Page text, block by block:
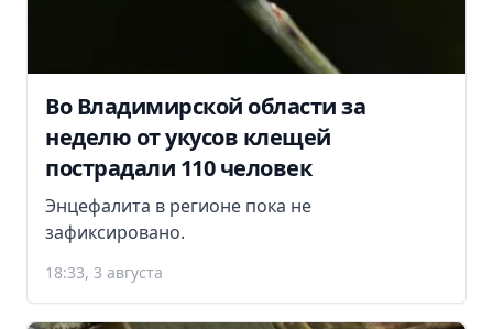
Во Владимирской области за
неделю от укусов клещей
пострадали 110 человек
Энцефалита в регионе пока не
зафиксировано.
18:33, 3 августа